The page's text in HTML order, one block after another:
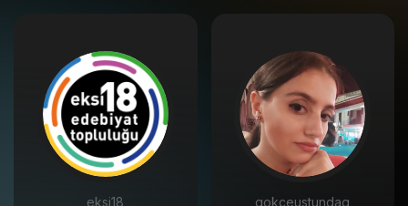
eksi18 gokceustundag